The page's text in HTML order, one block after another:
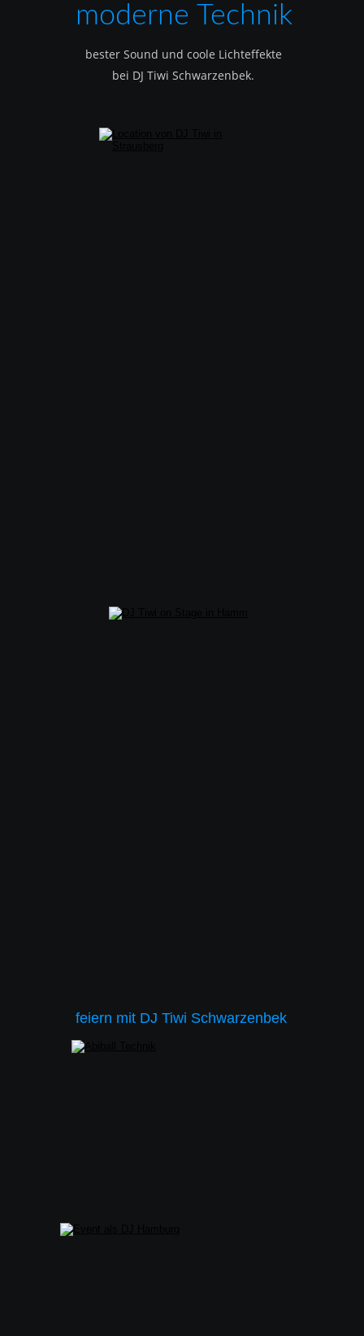
moderne Technik
bester Sound und coole Lichteffekte
bei DJ Tiwi Schwarzenbek.
feiern mit DJ Tiwi Schwarzenbek